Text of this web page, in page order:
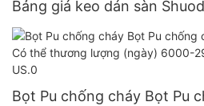
Bảng giá keo dán sàn
Bọt Pu chống cháy Bọt Pu